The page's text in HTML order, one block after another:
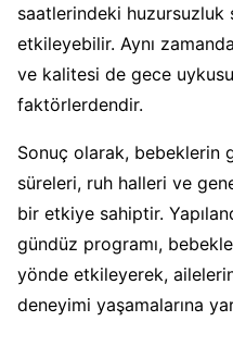
saatlerindeki huzursuzluk
etkileyebilir. Aynı
ve kalitesi de gece
faktörlerdendir.
Sonuç olarak, bebeklerin
süreleri, ruh halleri ve
bir etkiye sahiptir.
gündüz programı,
yönde etkileyerek,
deneyimi yaşamalarına